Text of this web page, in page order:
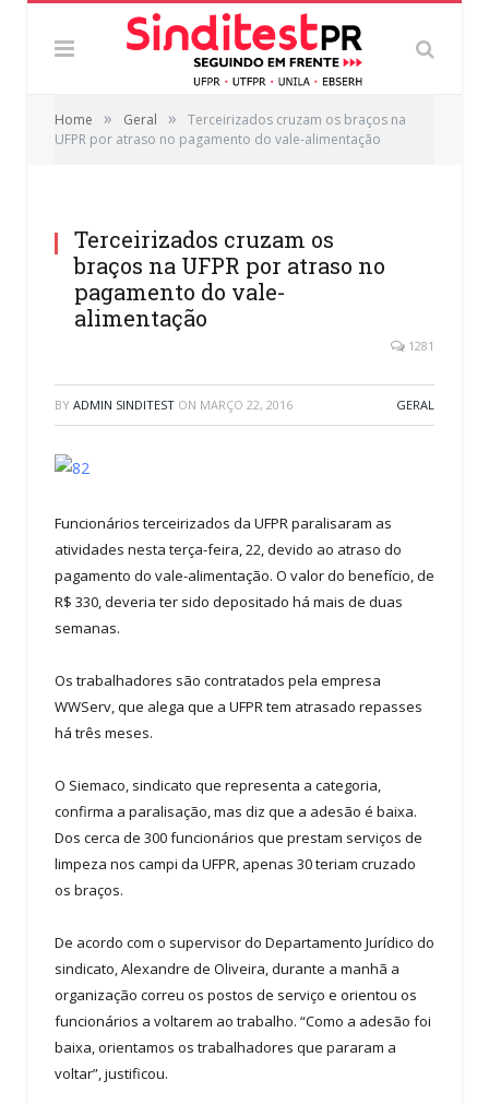
Home » Geral »
Terceirizados cruzam os braços na
UFPR por atraso no pagamento do vale-alimentação
Terceirizados cruzam os
braços na UFPR por atraso no
pagamento do vale-
alimentação
1281
BY ADMIN SINDITEST ON MARÇO 22, 2016 GERAL
Funcionários terceirizados da UFPR paralisaram as
atividades nesta terça-feira, 22, devido ao atraso do
pagamento do vale-alimentação. O valor do benefício, de
R$ 330, deveria ter sido depositado há mais de duas
semanas.
Os trabalhadores são contratados pela empresa
WWServ, que alega que a UFPR tem atrasado repasses
há três meses.
O Siemaco, sindicato que representa a categoria,
confirma a paralisação, mas diz que a adesão é baixa.
Dos cerca de 300 funcionários que prestam serviços de
limpeza nos campi da UFPR, apenas 30 teriam cruzado
os braços.
De acordo com o supervisor do Departamento Jurídico do
sindicato, Alexandre de Oliveira, durante a manhã a
organização correu os postos de serviço e orientou os
funcionários a voltarem ao trabalho. “Como a adesão foi
baixa, orientamos os trabalhadores que pararam a
voltar”, justificou.